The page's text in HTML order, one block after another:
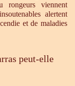
rongeurs viennent
alertent
et de maladies
peut-elle